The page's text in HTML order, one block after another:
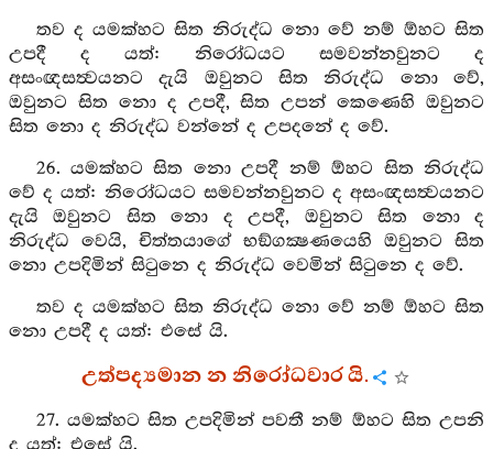
තව ද යමක්හට සිත නිරුද්ධ නො වේ නම් ඕහට සිත
උපදී ද යත්: නිරෝධයට සමවන්නවුනට ද
අසංඥසත්‍වයනට දැයි ඔවුනට සිත නිරුද්ධ නො වේ,
ඔවුනට සිත නො ද උපදී, සිත උපන් කෙණෙහි ඔවුනට
සිත නො ද නිරුද්ධ වන්නේ ද උපදනේ ද වේ.
26. යමක්හට සිත නො උපදී නම් ඕහට සිත නිරුද්ධ
වේ ද යත්: නිරෝධයට සමවන්නවුනට ද අසංඥසත්‍වයනට
දැයි ඔවුනට සිත නො ද උපදී, ඔවුනට සිත නො ද
නිරුද්ධ වෙයි, චිත්තයාගේ භඞ්ගක්‍ෂණයෙහි ඔවුනට සිත
නො උපදිමින් සිටුනෙ ද නිරුද්ධ වෙමින් සිටුනෙ ද වේ.
තව ද යමක්හට සිත නිරුද්ධ නො වේ නම් ඕහට සිත
නො උපදී ද යත්: එසේ යි.
උත්පද්‍යමාන න නිරෝධවාර යි.
27. යමක්හට සිත උපදිමින් පවතී නම් ඕහට සිත උපනි